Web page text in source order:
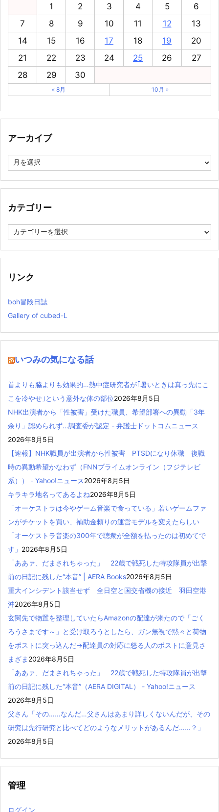
1
2 3 4 5
6
7
8 9 10 11 12
13
14
15 16 17 18 19
20
21
22 23 24 25 26
27
28
29 30
« 8月 10月 »
アーカイブ
ー
イ
カテゴリー
テ
リ
リンク
boh冒険日誌
Gallery of cubed-L
いつみの気になる話
首よりも脇よりも効果的…熱中症研究者が｢暑いときは真っ先にこ
こを冷やせ｣という意外な体の部位2026年8月5日
NHK出演者から「性被害」受けた職員、希望部署への異動「3年
余り」認められず…調査委が認定 - 弁護士ドットコムニュース
2026年8月5日
【速報】NHK職員が出演者から性被害 PTSDになり休職 復職
時の異動希望かなわず（FNNプライムオンライン（フジテレビ
系）） - Yahoo!ニュース2026年8月5日
キラキラ地名ってあるよね2026年8月5日
「オーケストラは今やゲーム音楽で食っている」若いゲームファ
ンがチケットを買い、補助金頼りの運営モデルを変えたらしい
「オーケストラ音楽の300年で聴衆が全額を払ったのは初めてで
す」 2026年8月5日
「ああァ、だまされちゃった」 22歳で戦死した特攻隊員が出撃
前の日記に残した“本音” | AERA Books2026年8月5日
重大インシデント該当せず 全日空と国交省機の接近 羽田空港
沖2026年8月5日
玄関先で物置を整理していたらAmazonの配達が来たので「ごく
ろうさまです～」と受け取ろうとしたら、ガン無視で黙々と荷物
をポストに突っ込んだ→配達員の対応に怒る人のポストに意見さ
まざま 2026年8月5日
「ああァ、だまされちゃった」 22歳で戦死した特攻隊員が出撃
前の日記に残した“本音”（AERA DIGITAL） - Yahoo!ニュース
2026年8月5日
父さん「その……なんだ…父さんはあまり詳しくないんだが、その
研究は先行研究と比べてどのようなメリットがあるんだ……？」
2026年8月5日
管理
ログイン